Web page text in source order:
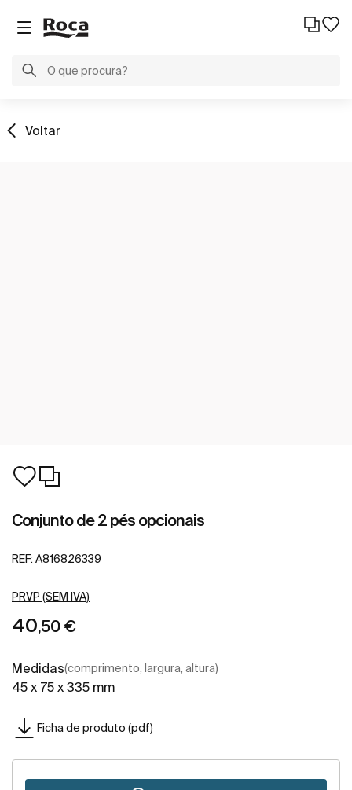
Voltar
Conjunto de 2 pés opcionais
REF: A816826339
PRVP (SEM IVA)
40,50 €
Medidas(comprimento, largura, altura)
45 x 75 x 335 mm
Ficha de produto (pdf)